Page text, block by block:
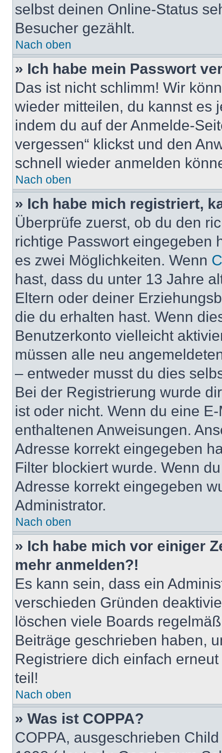
selbst deinen Online-Status
Besucher gezählt.
Nach oben
» Ich habe mein Passwort
Das ist nicht schlimm! Wir
wieder mitteilen, du kannst es
indem du auf der Anmelde-
vergessen“ klickst und den
schnell wieder anmelden
Nach oben
» Ich habe mich registriert,
Überprüfe zuerst, ob du den
richtige Passwort eingegeben
es zwei Möglichkeiten. Wenn
hast, dass du unter 13 Jahre
Eltern oder deiner
die du erhalten hast. Wenn
Benutzerkonto vielleicht
müssen alle neu
– entweder musst du dies
Bei der Registrierung wurde
ist oder nicht. Wenn du eine
enthaltenen Anweisungen.
Adresse korrekt eingegeben
Filter blockiert wurde. Wenn
Adresse korrekt eingegeben
Administrator.
Nach oben
» Ich habe mich vor einiger
mehr anmelden?!
Es kann sein, dass ein
verschieden Gründen
löschen viele Boards
Beiträge geschrieben haben,
Registriere dich einfach
teil!
Nach oben
» Was ist COPPA?
COPPA, ausgeschrieben